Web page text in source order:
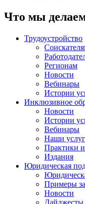
Что мы
Трудоустройство
Регионам
Новости
Вебинары
Истории
Инклюзивное
Новости
Истории
Вебинары
Наши
Практики
Издания
Юридическая
Примеры
Новости
Дайджесты